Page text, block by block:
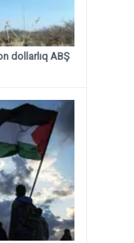
dollarlıq ABŞ